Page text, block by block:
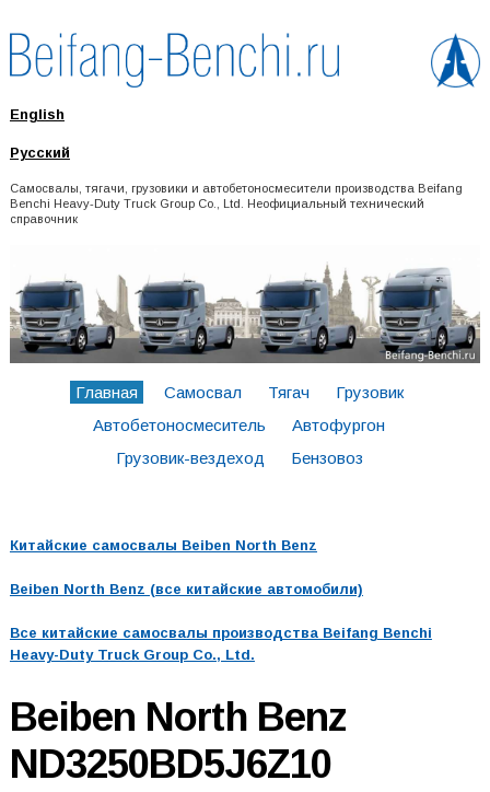
English
Русский
Самосвалы, тягачи, грузовики и автобетоносмесители производства Beifang
Benchi Heavy-Duty Truck Group Co., Ltd. Неофициальный технический
справочник
Главная Самосвал Тягач
Грузовик
Автобетоносмеситель
Автофургон
Грузовик-вездеход
Бензовоз
Китайские самосвалы Beiben North Benz
Beiben North Benz (все китайские автомобили)
Все китайские самосвалы производства Beifang Benchi
Heavy-Duty Truck Group Co., Ltd.
Beiben North Benz
ND3250BD5J6Z10